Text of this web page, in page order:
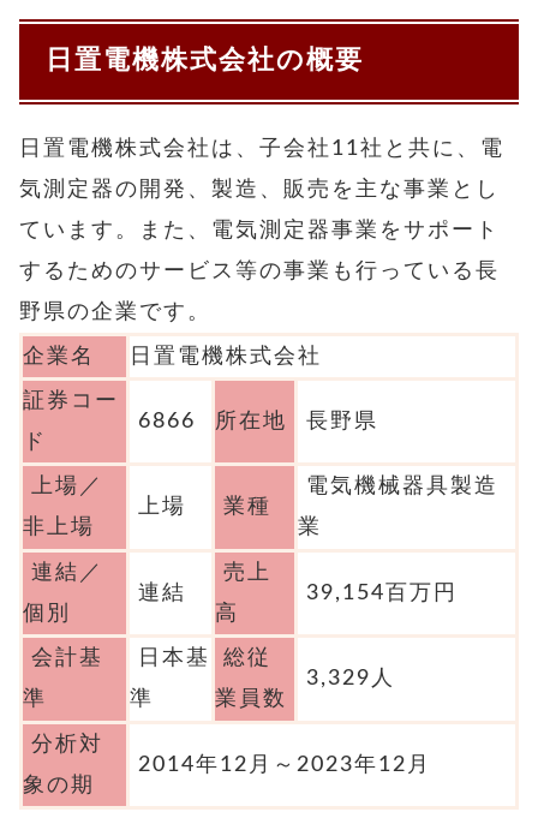
日置電機株式会社の概要
日置電機株式会社は、子会社11社と共に、電
気測定器の開発、製造、販売を主な事業とし
ています。また、電気測定器事業をサポート
するためのサービス等の事業も行っている長
野県の企業です。
企業名 日置電機株式会社
証券コー
ド
6866 所在地 長野県
上場／
非上場
上場 業種
電気機械器具製造
業
連結／
個別
連結
売上
高
39,154百万円
会計基
準
日本基
準
総従
業員数
3,329人
分析対
象の期
2014年12月～2023年12月